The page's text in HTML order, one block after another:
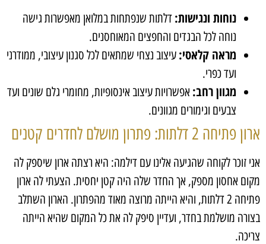
נוחות ונגישות: דלתות שנפתחות במלואן מאפשרות גישה
נוחה לכל הבגדים והחפצים המאוחסנים.
מראה קלאסי: עיצוב נצחי שמתאים לכל סגנון עיצובי, ממודרני
ועד כפרי.
מגוון רחב: אפשרויות עיצוב אינסופיות, מחומרי גלם שונים ועד
צבעים וגימורים מגוונים.
ארון פתיחה 2 דלתות: פתרון מושלם לחדרים קטנים
אני זוכר לקוחה שהגיעה אלינו עם דילמה: היא רצתה ארון שיספק לה
מקום אחסון מספק, אך החדר שלה היה קטן יחסית. הצעתי לה ארון
פתיחה 2 דלתות, והיא הייתה מרוצה מאוד מהפתרון. הארון השתלב
בצורה מושלמת בחדר, ועדיין סיפק לה את כל המקום שהיא הייתה
צריכה.